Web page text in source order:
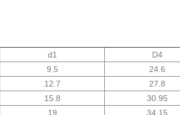
d1 D4
9.5 24.6
12.7 27.8
15.8 30.95
19 34.15